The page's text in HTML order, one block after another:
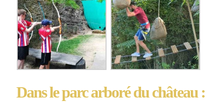
Dans le parc arboré du château :